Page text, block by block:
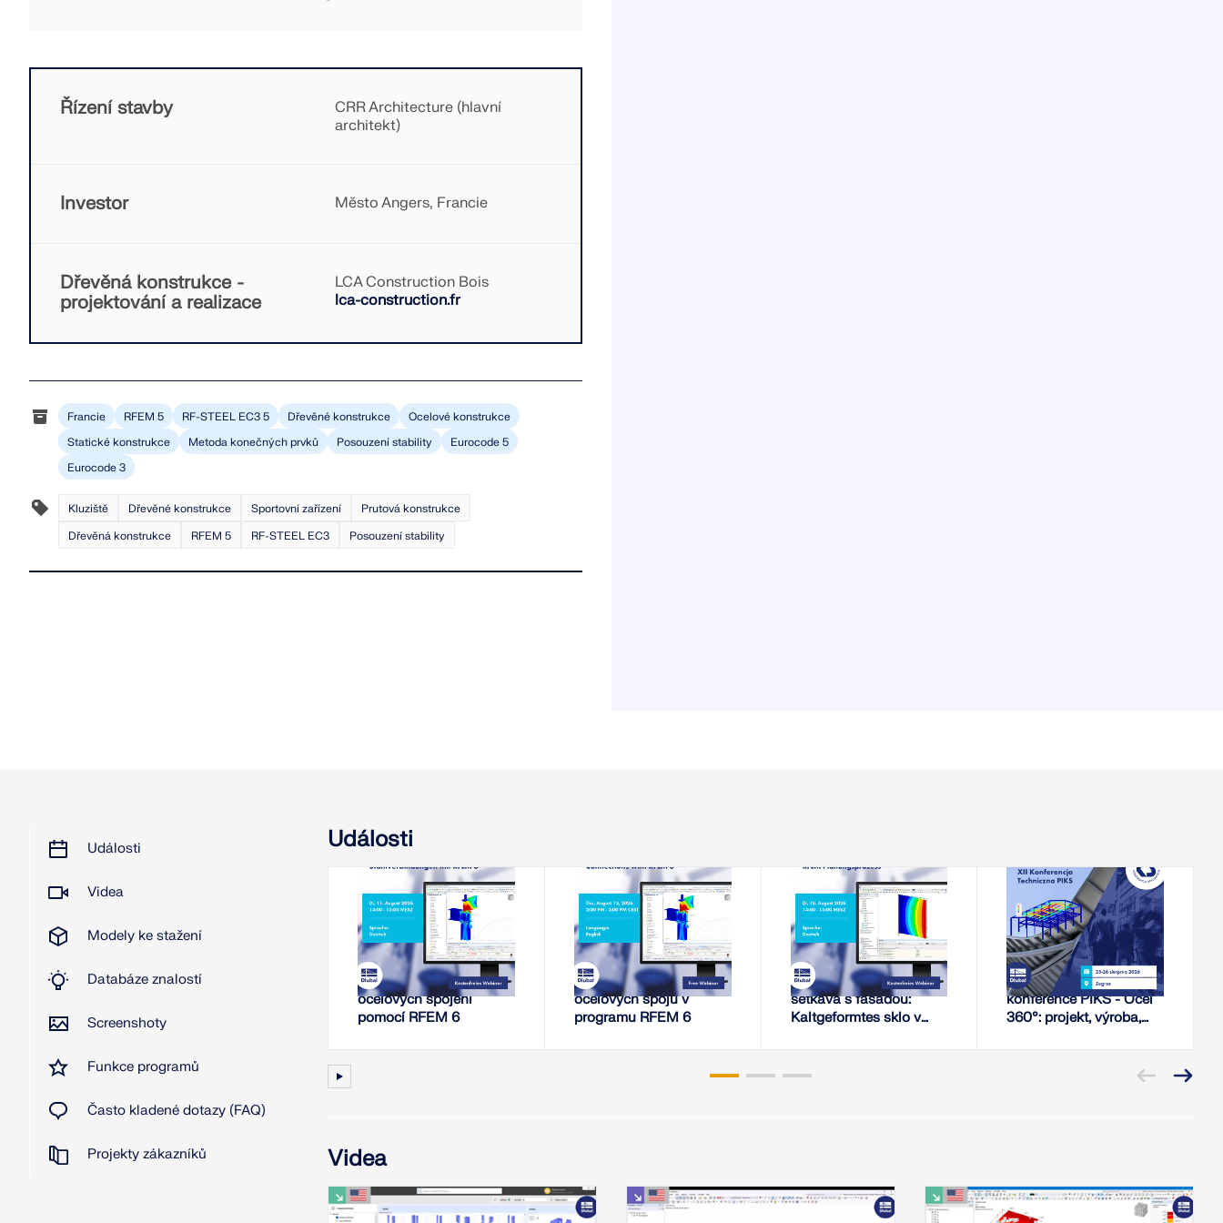
Řízení stavby
CRR Architecture (hlavní
architekt)
Investor Město Angers, Francie
Dřevěná konstrukce -
projektování a realizace
LCA Construction Bois
lca-construction.fr
Francie RFEM 5 RF-STEEL EC3 5 Dřevěné konstrukce
Ocelové konstrukce
Statické konstrukce
Metoda konečných prvků Posouzení stability
Eurocode 5
Eurocode 3
Kluziště Dřevěné konstrukce Sportovní zařízení
Prutová konstrukce
Dřevěná konstrukce
RFEM 5 RF-STEEL EC3 Posouzení stability
Události
Videa
Modely ke stažení
Databáze znalostí
Screenshoty
Funkce programů
Často kladené dotazy (FAQ)
Projekty zákazníků
Události
11.8.2026
WEBINÁŘ
Analýza tuhosti
ocelových spojení
pomocí RFEM 6
13.8.2026
WEBINÁŘ
Tuhostní analýza
ocelových spojů v
programu RFEM 6
18.8.2026
WEBINÁŘ
Vlastní napětí se
setkává s fasádou:
Kaltgeformtes sklo v
25.8.2026 - 26.8.2026
KONFERENCE
XII Technická
konference PIKS - Ocel
360°: projekt, výroba,
Videa